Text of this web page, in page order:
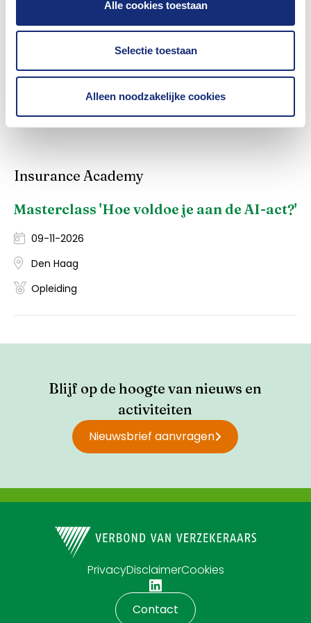
Alle cookies toestaan
Selectie toestaan
Alleen noodzakelijke cookies
Was dit nuttig?
Ja Nee
Insurance Academy
Masterclass 'Hoe voldoe je aan de AI-act?'
09-11-2026
Den Haag
Opleiding
Blijf op de hoogte van nieuws en
activiteiten
Nieuwsbrief aanvragen
PrivacyDisclaimerCookies
Contact